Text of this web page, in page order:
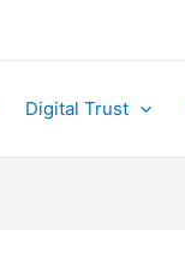
Digital Trust